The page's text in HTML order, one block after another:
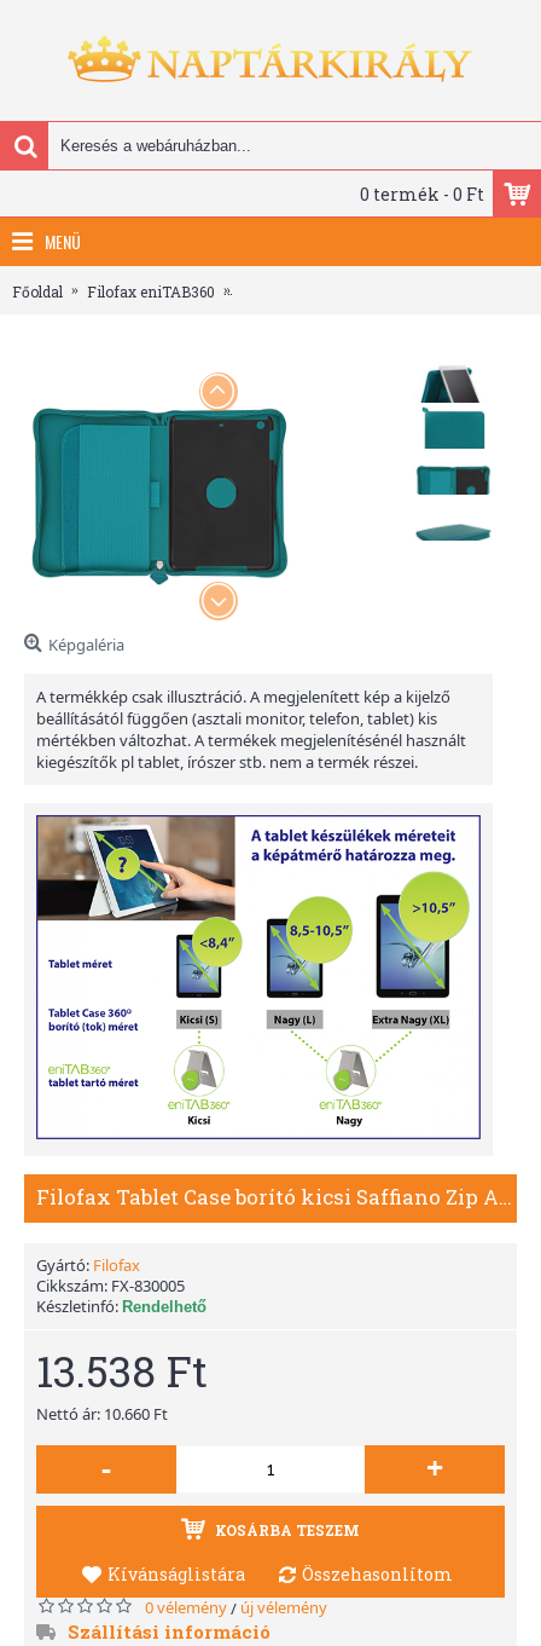
0 termék - 0 Ft
MENÜ
Főoldal Filofax eniTAB360
Képgaléria
A termékkép csak illusztráció. A megjelenített kép a kijelző
beállításától függően (asztali monitor, telefon, tablet) kis
mértékben változhat. A termékek megjelenítésénél használt
kiegészítők pl tablet, írószer stb. nem a termék részei.
Filofax Tablet Case borító kicsi Saffiano Zip Aquamarine
Gyártó: Filofax
Cikkszám: FX-830005
Készletinfó: Rendelhető
13.538 Ft
Nettó ár: 10.660 Ft
- +
KOSÁRBA TESZEM
Kívánságlistára Összehasonlítom
0 vélemény/ új vélemény
Szállítási információ